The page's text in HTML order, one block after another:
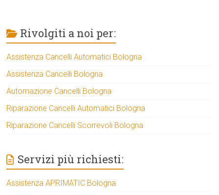
Rivolgiti a noi per:
Assistenza Cancelli Automatici Bologna
Assistenza Cancelli Bologna
Automazione Cancelli Bologna
Riparazione Cancelli Automatici Bologna
Riparazione Cancelli Scorrevoli Bologna
Servizi più richiesti:
Assistenza APRIMATIC Bologna